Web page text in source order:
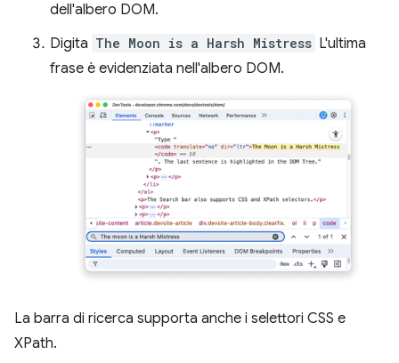
dell'albero DOM.
Digita The Moon is a Harsh Mistress L'ultima
frase è evidenziata nell'albero DOM.
La barra di ricerca supporta anche i selettori CSS e
XPath.